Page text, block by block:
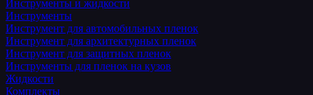
Инструменты и жидкости
Инструменты
Инструмент для автомобильных пленок
Инструмент для архитектурных пленок
Инструмент для защитных пленок
Инструменты для пленок на кузов
Жидкости
Комплекты